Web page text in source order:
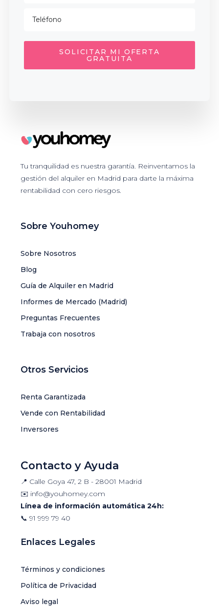
SOLICITAR MI OFERTA
GRATUITA
Tu tranquilidad es nuestra garantía. Reinventamos la
gestión del alquiler en Madrid para darte la máxima
rentabilidad con cero riesgos.
Sobre Youhomey
Sobre Nosotros
Blog
Guía de Alquiler en Madrid
Informes de Mercado (Madrid)
Preguntas Frecuentes
Trabaja con nosotros
Otros Servicios
Renta Garantizada
Vende con Rentabilidad
Inversores
Contacto y Ayuda
📍 Calle Goya 47, 2 B - 28001 Madrid
✉️ info@youhomey.com
Línea de información automática 24h:
📞 91 999 79 40
Enlaces Legales
Términos y condiciones
Política de Privacidad
Aviso legal